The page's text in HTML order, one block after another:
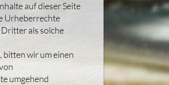
auf dieser Seite
Urheberrechte
als solche
wir um einen
umgehend